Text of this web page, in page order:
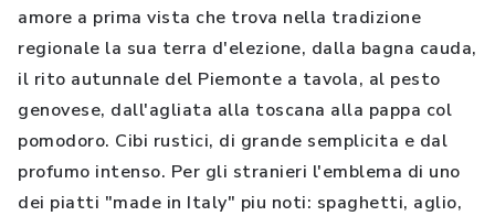
amore a prima vista che trova nella tradizione
regionale la sua terra d'elezione, dalla bagna cauda,
il rito autunnale del Piemonte a tavola, al pesto
genovese, dall'agliata alla toscana alla pappa col
pomodoro. Cibi rustici, di grande semplicita e dal
profumo intenso. Per gli stranieri l'emblema di uno
dei piatti "made in Italy" piu noti: spaghetti, aglio,